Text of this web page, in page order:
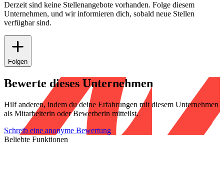
Derzeit sind keine Stellenangebote vorhanden. Folge diesem
Unternehmen, und wir informieren dich, sobald neue Stellen
verfügbar sind.
Folgen
Bewerte dieses Unternehmen
Hilf anderen, indem du deine Erfahrungen mit diesem Unternehmen
als Mitarbeiterin oder Bewerberin mitteilst.
Schreib eine anonyme Bewertung
Beliebte Funktionen